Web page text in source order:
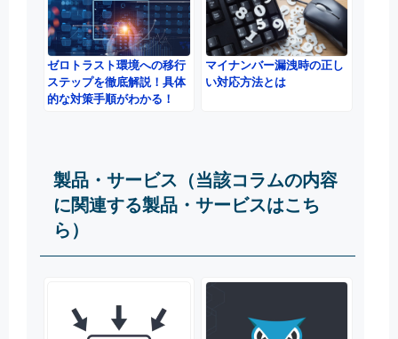
ゼロトラスト環境への移行
ステップを徹底解説！具体
的な対策手順がわかる！
マイナンバー漏洩時の正し
い対応方法とは
製品・サービス（当該コラムの内容
に関連する製品・サービスはこち
ら）